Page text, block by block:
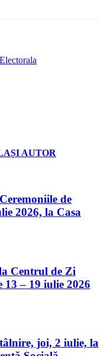
AUTOR
de
2026, la Casa
Centrul de Zi
– 19 iulie 2026
joi, 2 iulie, la